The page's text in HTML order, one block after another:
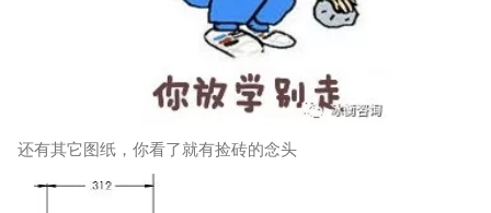
还有其它图纸，你看了就有捡砖的念头